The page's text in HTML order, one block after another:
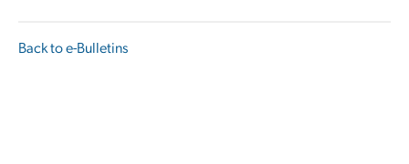
Back to e-Bulletins